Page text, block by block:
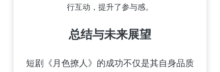
行互动，提升了参与感。
总结与未来展望
短剧《月色撩人》的成功不仅是其自身品质